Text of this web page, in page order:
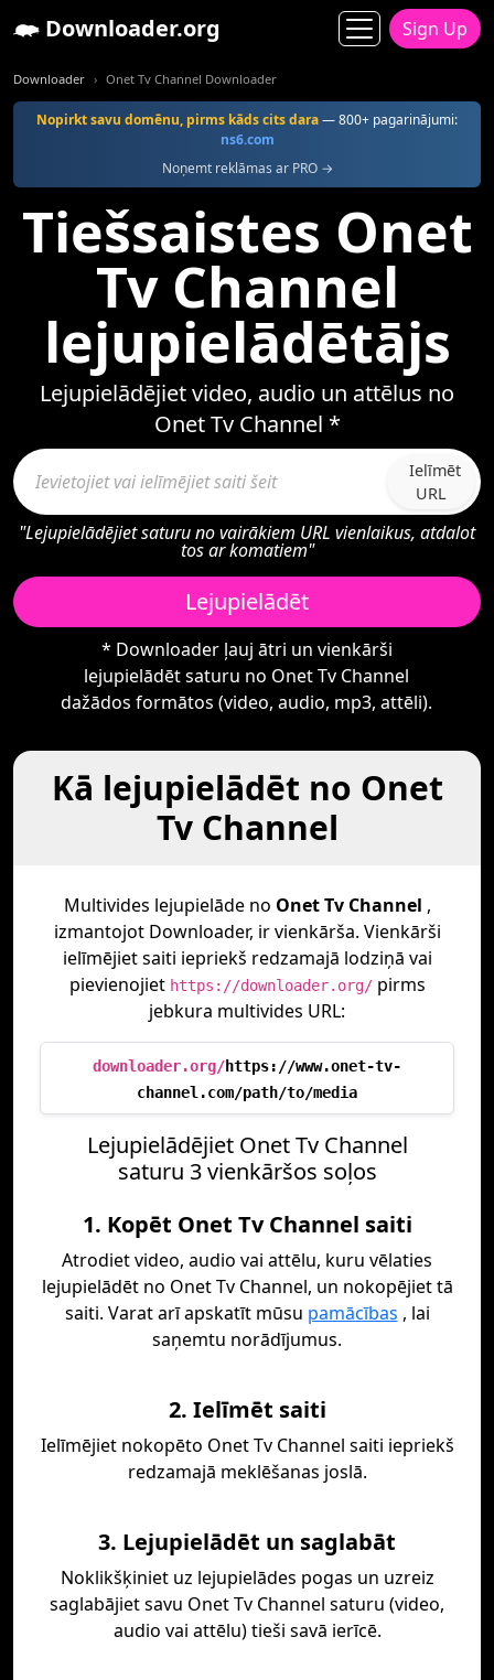
Downloader.org Sign Up
Downloader Onet Tv Channel Downloader
Nopirkt savu domēnu, pirms kāds cits dara— 800+ pagarinājumi:
ns6.com
Noņemt reklāmas ar PRO →
Tiešsaistes Onet
Tv Channel
lejupielādētājs
Lejupielādējiet video, audio un attēlus no
Onet Tv Channel *
Ielīmēt
URL
"Lejupielādējiet saturu no vairākiem URL vienlaikus, atdalot
tos ar komatiem"
Lejupielādēt
* Downloader ļauj ātri un vienkārši
lejupielādēt saturu no Onet Tv Channel
dažādos formātos (video, audio, mp3, attēli).
Kā lejupielādēt no Onet
Tv Channel
Multivides lejupielāde no Onet Tv Channel ,
izmantojot Downloader, ir vienkārša. Vienkārši
ielīmējiet saiti iepriekš redzamajā lodziņā vai
pievienojiet https://downloader.org/pirms
jebkura multivides URL:
downloader.org/https://www.onet-tv-
channel.com/path/to/media
Lejupielādējiet Onet Tv Channel
saturu 3 vienkāršos soļos
1. Kopēt Onet Tv Channel saiti
Atrodiet video, audio vai attēlu, kuru vēlaties
lejupielādēt no Onet Tv Channel, un nokopējiet tā
saiti. Varat arī apskatīt mūsu pamācības , lai
saņemtu norādījumus.
2. Ielīmēt saiti
Ielīmējiet nokopēto Onet Tv Channel saiti iepriekš
redzamajā meklēšanas joslā.
3. Lejupielādēt un saglabāt
Noklikšķiniet uz lejupielādes pogas un uzreiz
saglabājiet savu Onet Tv Channel saturu (video,
audio vai attēlu) tieši savā ierīcē.